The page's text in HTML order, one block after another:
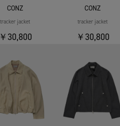
CONZ
tracker jacket
￥30,800
CONZ
tracker jacket
￥30,800